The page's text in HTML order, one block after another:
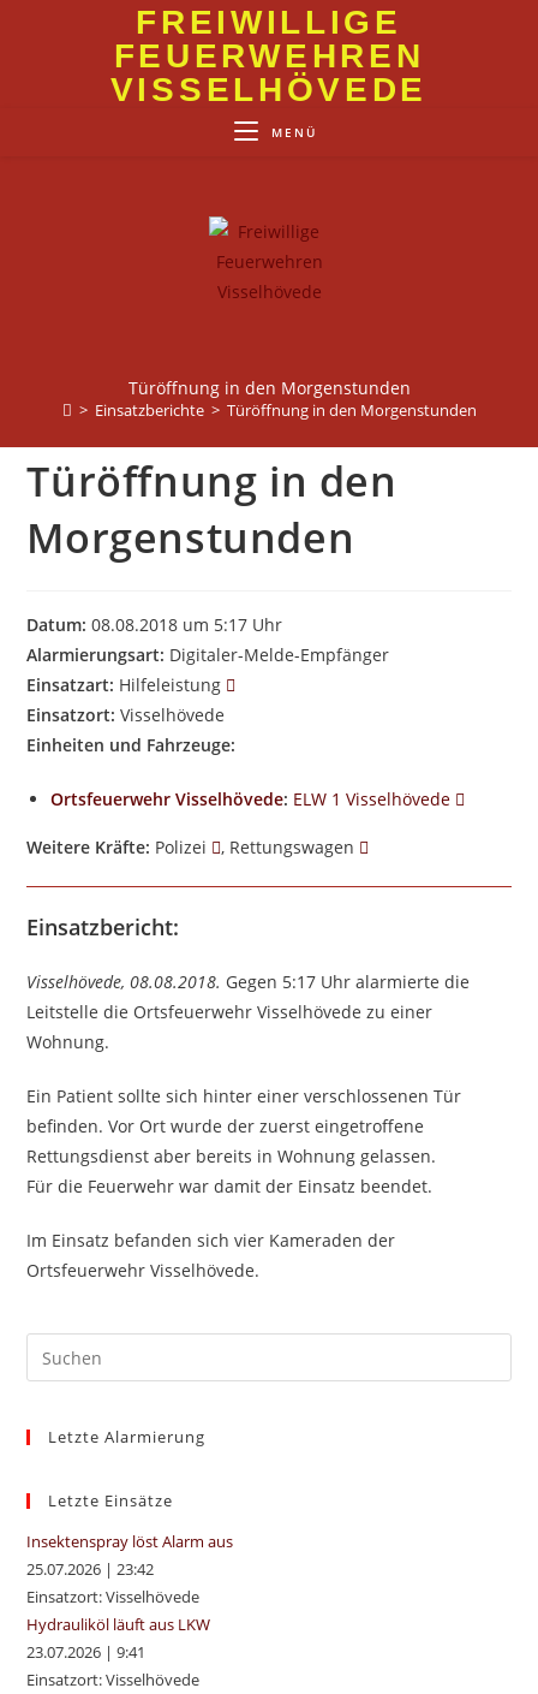
FREIWILLIGE
FEUERWEHREN
VISSELHÖVEDE
MENÜ
Türöffnung in den Morgenstunden
> Einsatzberichte > Türöffnung in den Morgenstunden
Türöffnung in den
Morgenstunden
Datum: 08.08.2018 um 5:17 Uhr
Alarmierungsart: Digitaler-Melde-Empfänger
Einsatzart: Hilfeleistung
Einsatzort: Visselhövede
Einheiten und Fahrzeuge:
Ortsfeuerwehr Visselhövede: ELW 1 Visselhövede
Weitere Kräfte: Polizei , Rettungswagen
Einsatzbericht:
Visselhövede, 08.08.2018. Gegen 5:17 Uhr alarmierte die
Leitstelle die Ortsfeuerwehr Visselhövede zu einer
Wohnung.
Ein Patient sollte sich hinter einer verschlossenen Tür
befinden. Vor Ort wurde der zuerst eingetroffene
Rettungsdienst aber bereits in Wohnung gelassen.
Für die Feuerwehr war damit der Einsatz beendet.
Im Einsatz befanden sich vier Kameraden der
Ortsfeuerwehr Visselhövede.
Letzte Alarmierung
Letzte Einsätze
Insektenspray löst Alarm aus
25.07.2026 |23:42
Einsatzort: Visselhövede
Hydrauliköl läuft aus LKW
23.07.2026 |9:41
Einsatzort: Visselhövede